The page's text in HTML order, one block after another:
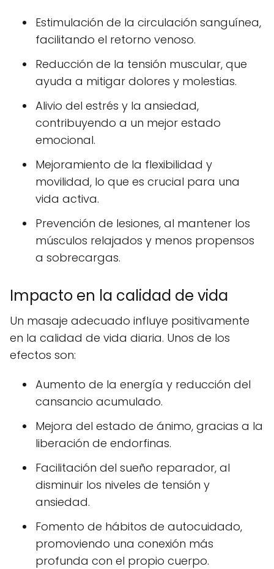
Estimulación de la circulación sanguínea,
facilitando el retorno venoso.
Reducción de la tensión muscular, que
ayuda a mitigar dolores y molestias.
Alivio del estrés y la ansiedad,
contribuyendo a un mejor estado
emocional.
Mejoramiento de la flexibilidad y
movilidad, lo que es crucial para una
vida activa.
Prevención de lesiones, al mantener los
músculos relajados y menos propensos
a sobrecargas.
Impacto en la calidad de vida
Un masaje adecuado influye positivamente
en la calidad de vida diaria. Unos de los
efectos son:
Aumento de la energía y reducción del
cansancio acumulado.
Mejora del estado de ánimo, gracias a la
liberación de endorfinas.
Facilitación del sueño reparador, al
disminuir los niveles de tensión y
ansiedad.
Fomento de hábitos de autocuidado,
promoviendo una conexión más
profunda con el propio cuerpo.